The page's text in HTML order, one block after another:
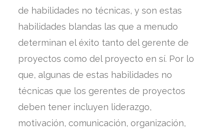
de habilidades no técnicas, y son estas
habilidades blandas las que a menudo
determinan el éxito tanto del gerente de
proyectos como del proyecto en sí. Por lo
que, algunas de estas habilidades no
técnicas que los gerentes de proyectos
deben tener incluyen liderazgo,
motivación, comunicación, organización,